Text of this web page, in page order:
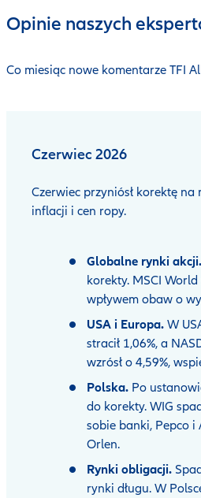
Opinie naszych
Co miesiąc nowe komentarze TFI
Czerwiec 2026
Czerwiec przyniósł korektę
inflacji i cen ropy.
Globalne rynki akcji.
korekty. MSCI
wpływem obaw o
USA i Europa. W
stracił 1,06%, a
wzrósł o 4,59%,
Polska. Po
do korekty. WIG
sobie banki, Pepco i
Orlen.
Rynki obligacji.
rynki długu. W